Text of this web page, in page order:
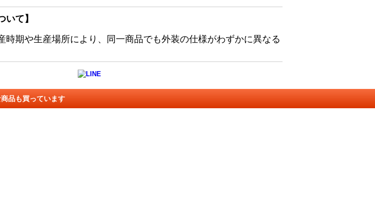
いて】
時期や生産場所により、同一商品でも外装の仕様がわずかに異なる
品も買っています